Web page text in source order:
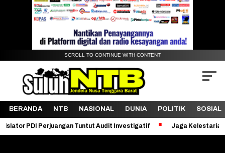
SCROLL TO CONTINUE WITH CONTENT
BERANDA NTB NASIONAL DUNIA POLITIK SOSIAL
Perjuangan Tuntut Audit Investigatif Jaga Kelestarian Bukit